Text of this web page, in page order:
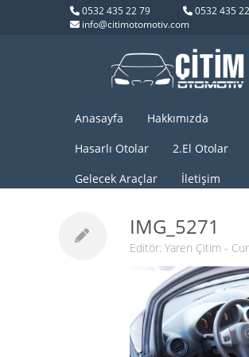
0532 435 22 79
0532 435
info@citimotomotiv.com
Anasayfa
Hakkımızda
Hasarlı Otolar
2.El Otolar
Gelecek Araçlar
İletişim
IMG_5271
Editör: Yaren Çitim -